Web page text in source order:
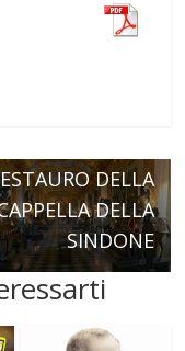
DELLA
DELLA
SINDONE